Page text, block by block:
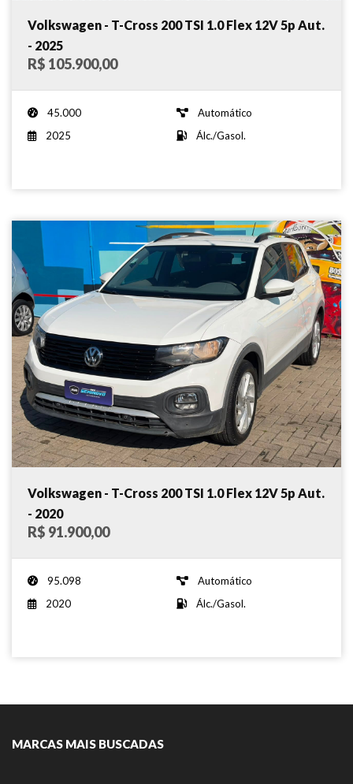
Volkswagen - T-Cross 200 TSI 1.0 Flex 12V 5p Aut.
- 2025
R$ 105.900,00
45.000
Automático
2025
Álc./Gasol.
Volkswagen - T-Cross 200 TSI 1.0 Flex 12V 5p Aut.
- 2020
R$ 91.900,00
95.098
Automático
2020
Álc./Gasol.
MARCAS MAIS BUSCADAS